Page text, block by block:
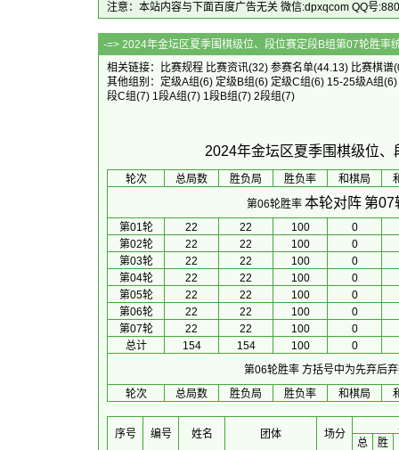
注意：本站内容与下面百度广告无关 微信:dpxqcom QQ号
-=> 2024年金坛区夏季围棋级位、
相关链接：
比赛规程 比赛资讯(32) 参赛名单(44.13) 比赛棋谱
其他组别： 定级A组(6) 定级B组(6) 定级C组(6) 15-25级A组(6)
段C组(7) 1段A组(7) 1段B组(7) 2段组(7)
2024年金坛区夏季围棋级位
轮次 总局数 胜负局 胜负率 和棋局
第06轮胜率 本轮对阵 第07
第01轮 22 22 100
0
第02轮
22 22 100
0
第03轮
22 22 100
0
第04轮
22 22 100
0
第05轮
22 22 100
0
第06轮
22 22 100
0
第07轮
22 22 100
0
总计
154 154 100
0
第06轮胜率方括号中为先弃后
轮次
总局数 胜负局 胜负率 和棋局
序号 编号 姓名 团体 场分
总
胜